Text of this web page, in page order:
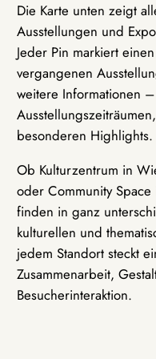
Die Karte unten zeigt
Ausstellungen und
Jeder Pin markiert
vergangenen
weitere Informationen
besonderen Highlights.
Ob Kulturzentrum in
oder Community
finden in ganz
kulturellen und
jedem Standort steckt
Zusammenarbeit,
Besucherinteraktion.